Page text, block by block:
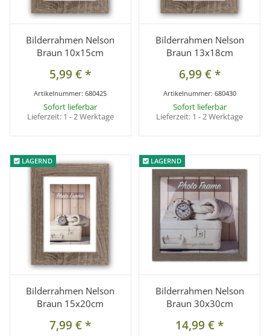
Bilderrahmen Nelson
Braun 10x15cm
5,99 €*
Artikelnummer:680425
Sofort lieferbar
Lieferzeit: 1 - 2 Werktage
Bilderrahmen Nelson
Braun 13x18cm
6,99 €*
Artikelnummer: 680430
Sofort lieferbar
Lieferzeit: 1 - 2 Werktage
LAGERND
LAGERND
Bilderrahmen Nelson
Braun 15x20cm
7,99 €*
LAGERND
LAGERND
Bilderrahmen Nelson
Braun 30x30cm
14,99 €*